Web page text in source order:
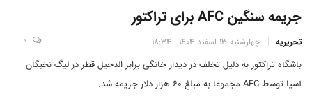
جریمه سنگین AFC برای تراکتور
تحریریه چهارشنبه 13 اسفند 1404 - 18:34 0
باشگاه تراکتور به دلیل تخلف در دیدار خانگی برابر الدحیل قطر در لیگ نخبگان
آسیا توسط AFC مجموعا به مبلغ 60 هزار دلار جریمه شد.